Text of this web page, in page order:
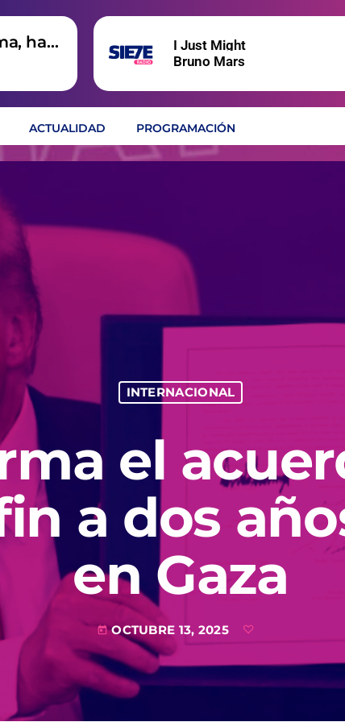
hay
I Just Might
Bruno Mars
ACTUALIDAD PROGRAMACIÓN
INTERNACIONAL
el
a dos
en Gaza
today OCTUBRE 13, 2025